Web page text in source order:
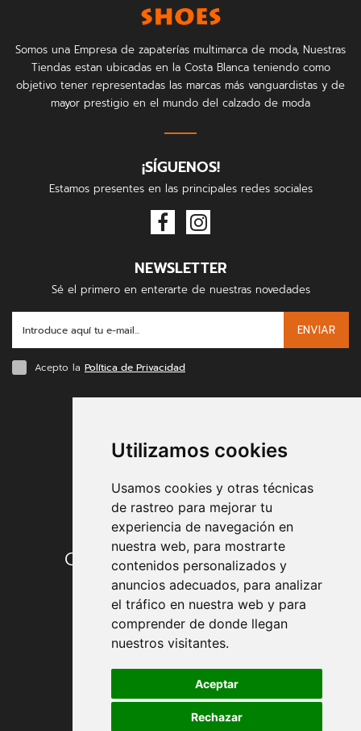
Utilizamos cookies
Usamos cookies y otras técnicas
de rastreo para mejorar tu
experiencia de navegación en
nuestra web, para mostrarte
contenidos personalizados y
anuncios adecuados, para analizar
el tráfico en nuestra web y para
comprender de donde llegan
nuestros visitantes.
Aceptar
Rechazar
Somos una Empresa de zapaterías multimarca de moda, Nuestras
Tiendas estan ubicadas en la Costa Blanca teniendo como
objetivo tener representadas las marcas más vanguardistas y de
mayor prestigio en el mundo del calzado de moda
¡SÍGUENOS!
Estamos presentes en las principales redes sociales
NEWSLETTER
Sé el primero en enterarte de nuestras novedades
ENVIAR
Acepto la Política de Privacidad
Condiciones de contratación
Envío y entrega
Devoluciones
Formas de pago